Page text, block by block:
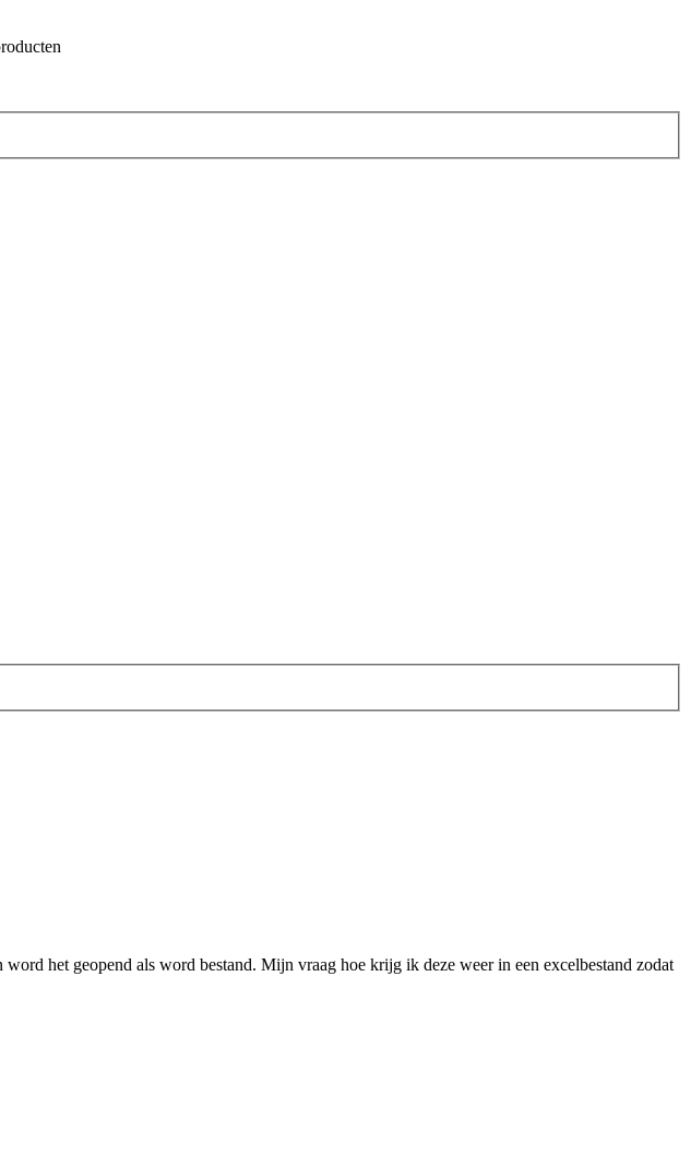
het geopend als word bestand. Mijn vraag hoe krijg ik deze weer in een excelbestand zodat